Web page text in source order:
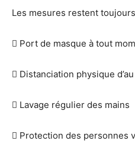
Les mesures restent
 Port de masque à tout
 Distanciation physique
 Lavage régulier des mains
 Protection des personnes